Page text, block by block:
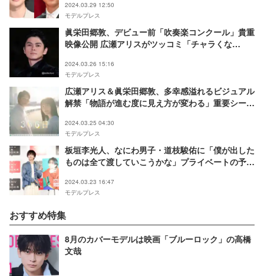
2024.03.29 12:50
モデルプレス
眞栄田郷敦、デビュー前「吹奏楽コンクール」貴重
映像公開 広瀬アリスがツッコミ「チャラくな
2024.03.26 15:16
モデルプレス
広瀬アリス＆眞栄田郷敦、多幸感溢れるビジュアル
解禁「物語が進む度に見え方が変わる」重要シーン
2024.03.25 04:30
モデルプレス
板垣李光人、なにわ男子・道枝駿佑に「僕が出した
ものは全て渡していこうかな」プライベートの予定
2024.03.23 16:47
モデルプレス
おすすめ特集
8月のカバーモデルは映画「ブルーロック」の高橋
文哉